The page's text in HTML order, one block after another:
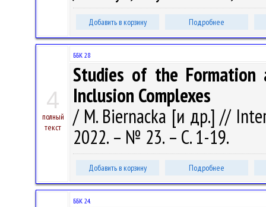
Добавить в корзину Подробнее
4
полный
текст
ББК 28
Studies of the Formation
Inclusion Complexes
/ M. Biernacka [и др.] //
2022. – № 23. – С. 1-19.
Добавить в корзину Подробнее
ББК 24.